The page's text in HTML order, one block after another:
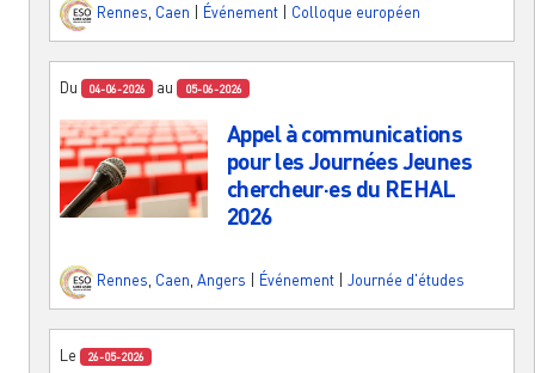
Rennes Caen Événement Colloque européen
Du 04-06-2026 au 05-06-2026
Appel à communications
pour les Journées Jeunes
chercheur·es du REHAL
2026
Rennes, Caen, Angers Événement Journée d'études
Le 26-05-2026